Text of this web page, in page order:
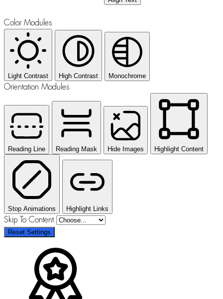
Color Modules
Light Contrast High Contrast Monochrome
Orientation Modules
Reading Line Reading Mask Hide Images Highlight Content
Stop Animations Highlight Links
Skip To Content
Reset Settings